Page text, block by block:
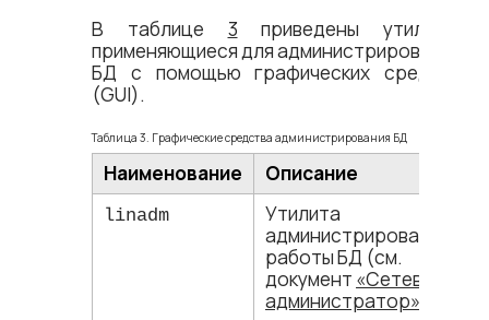
В таблице 3 приведены утилиты,
применяющиеся для администрирования
БД c помощью графических средств
(GUI).
Таблица 3. Графические средства администрирования БД
Наименование Описание
linadm
Утилита
администрирования
работы БД (см.
документ «Сетевой
администратор»